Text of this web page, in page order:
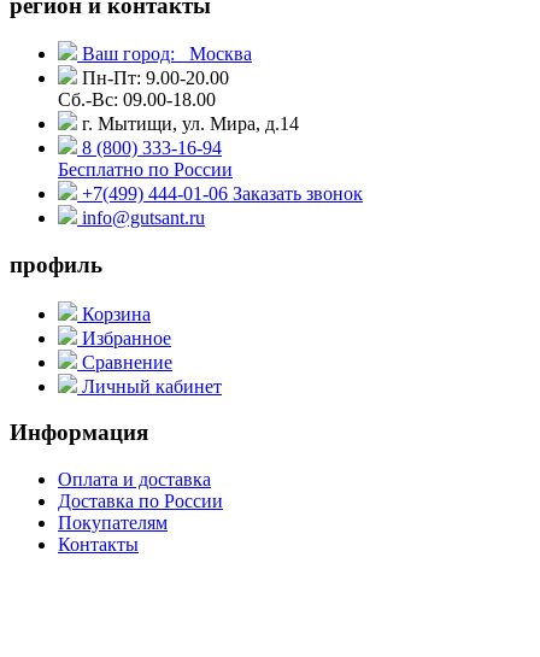
Ваш город:
Москва
Пн-Пт: 9.00-20.00
Сб.-Вс: 09.00-18.00
г. Мытищи, ул. Мира, д.14
8 (800) 333-16-94
Бесплатно по России
+7(499) 444-01-06 Заказать звонок
info@gutsant.ru
профиль
Корзина
Избранное
Сравнение
Личный кабинет
Информация
Оплата и доставка
Доставка по России
Покупателям
Контакты